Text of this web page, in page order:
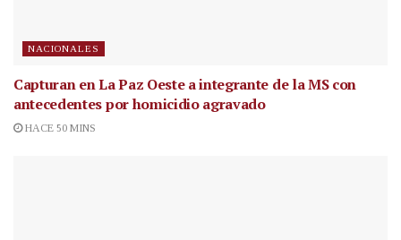
NACIONALES
Capturan en La Paz Oeste a integrante de la MS con
antecedentes por homicidio agravado
HACE 50 MINS